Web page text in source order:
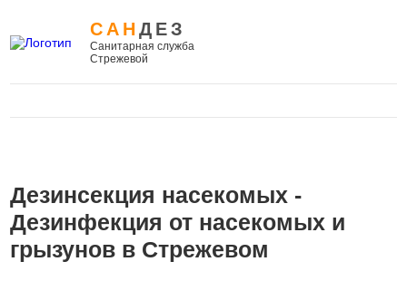
САНДЕЗ
Санитарная служба
Стрежевой
Дезинсекция насекомых -
Дезинфекция от насекомых и
грызунов в Стрежевом